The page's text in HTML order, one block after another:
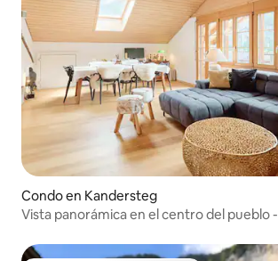
Condo en Kandersteg
Vista panorámica en el centro del pueblo -